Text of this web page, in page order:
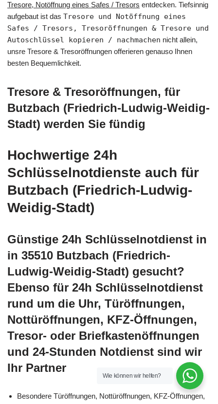
Tresore, Notöffnung eines Safes / Tresors entdecken. Tiefsinnig
aufgebaut ist das Tresore und Notöffnung eines
Safes / Tresors, Tresoröffnungen & Tresore und
Autoschlüssel kopieren / nachmachen nicht allein,
unsre Tresore & Tresoröffnungen offerieren genauso Ihnen
besten Bequemlichkeit.
Tresore & Tresoröffnungen, für
Butzbach (Friedrich-Ludwig-Weidig-
Stadt) werden Sie fündig
Hochwertige 24h
Schlüsselnotdienste auch für
Butzbach (Friedrich-Ludwig-
Weidig-Stadt)
Günstige 24h Schlüsselnotdienst in
in 35510 Butzbach (Friedrich-
Ludwig-Weidig-Stadt) gesucht?
Ebenso für 24h Schlüsselnotdienst
rund um die Uhr, Türöffnungen,
Nottüröffnungen, KFZ-Öffnungen,
Tresor- oder Briefkastenöffnungen
und 24-Stunden Notdienst sind wir
Ihr Partner
Besondere Türöffnungen, Nottüröffnungen, KFZ-Öffnungen,
Wie können wir helfen?